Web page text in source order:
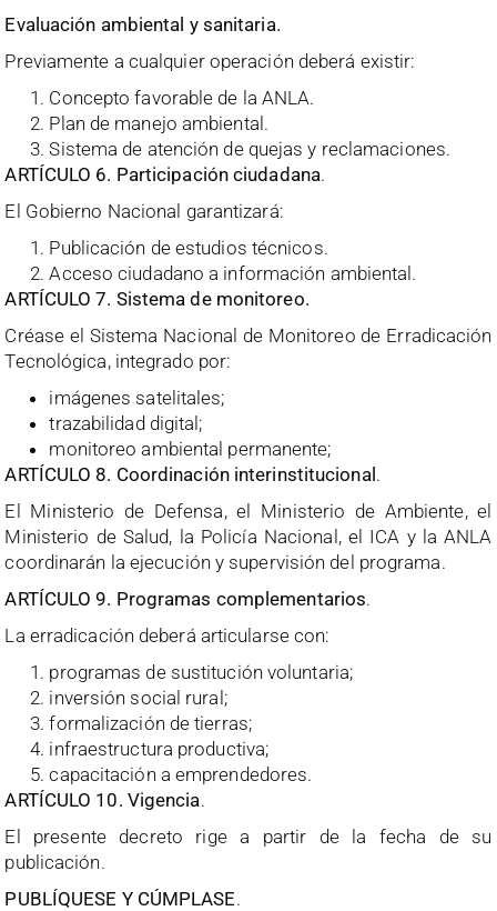
Evaluación ambiental y sanitaria.
Previamente a cualquier operación deberá existir:
Concepto favorable de la ANLA.
Plan de manejo ambiental.
Sistema de atención de quejas y reclamaciones.
ARTÍCULO 6. Participación ciudadana.
El Gobierno Nacional garantizará:
Publicación de estudios técnicos.
Acceso ciudadano a información ambiental.
ARTÍCULO 7. Sistema de monitoreo.
Créase el Sistema Nacional de Monitoreo de Erradicación
Tecnológica, integrado por:
imágenes satelitales;
trazabilidad digital;
monitoreo ambiental permanente;
ARTÍCULO 8. Coordinación interinstitucional.
El Ministerio de Defensa, el Ministerio de Ambiente, el
Ministerio de Salud, la Policía Nacional, el ICA y la ANLA
coordinarán la ejecución y supervisión del programa.
ARTÍCULO 9. Programas complementarios.
La erradicación deberá articularse con:
programas de sustitución voluntaria;
inversión social rural;
formalización de tierras;
infraestructura productiva;
capacitación a emprendedores.
ARTÍCULO 10. Vigencia.
El presente decreto rige a partir de la fecha de su
publicación.
PUBLÍQUESE Y CÚMPLASE.